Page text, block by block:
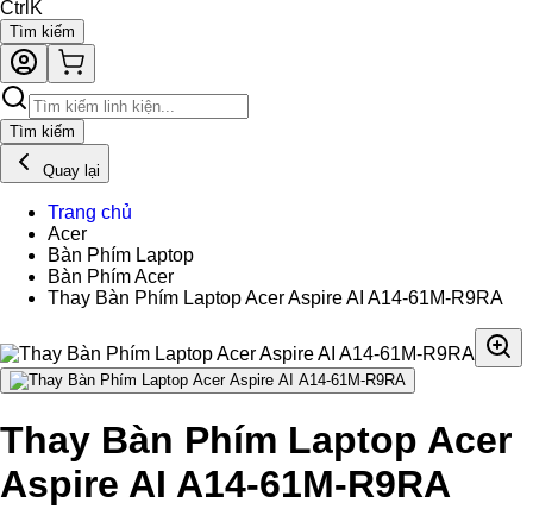
Ctrl K
Tìm kiếm
Tìm kiếm
Quay lại
Trang chủ
Acer
Bàn Phím Laptop
Bàn Phím Acer
Thay Bàn Phím Laptop Acer Aspire AI A14-61M-R9RA
Thay Bàn Phím Laptop Acer
Aspire AI A14-61M-R9RA